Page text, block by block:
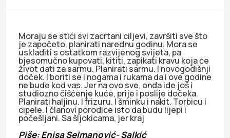
Moraju se stići svi zacrtani ciljevi, završiti sve što
je započeto, planirati narednu godinu. Mora se
uskladiti s ostatkom razvijenog svijeta, pa
bjesomučno kupovati, kititi, zapikati kravu koja će
život dati za sarmu. Planirati sarmu. I novogodišnji
doček. I boriti se i nogama i rukama da i ove godine
ne bude kod vas. Jer na ovo sve, onda ide još i
studiozno čišćenje kuće, prije i poslije dočeka.
Planirati haljinu. I frizuru. I šminku i nakit. Torbicu i
cipele. I članovi porodice isto da budu lijepi i
počešljani. Sa šljokicama, jer kraj
Piše: Enisa Selmanović- Salkić